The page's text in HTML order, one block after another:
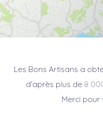
Les Bons Artisans a
d’après plus de 8
Merci pour